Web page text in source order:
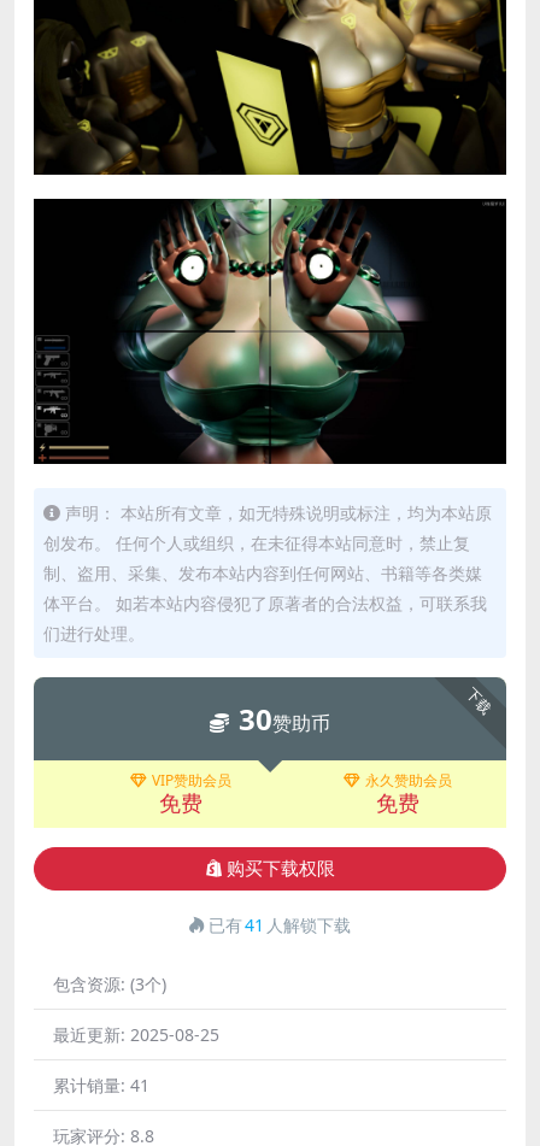
声明： 本站所有文章，如无特殊说明或标注，均为本站原
创发布。 任何个人或组织，在未征得本站同意时，禁止复
制、盗用、采集、发布本站内容到任何网站、书籍等各类媒
体平台。 如若本站内容侵犯了原著者的合法权益，可联系我
们进行处理。
下载
30赞助币
VIP赞助会员
免费
永久赞助会员
免费
购买下载权限
已有41 人解锁下载
包含资源: (3个)
最近更新: 2025-08-25
累计销量: 41
玩家评分: 8.8